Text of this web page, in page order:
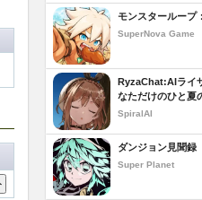
モンスターループ
SuperNova Game
RyzaChat:AIライ
なただけのひと夏
SpiralAI
ダンジョン見聞録
Super Planet